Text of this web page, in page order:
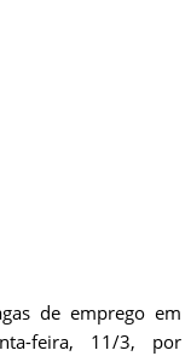
de emprego em
feira, 11/3, por